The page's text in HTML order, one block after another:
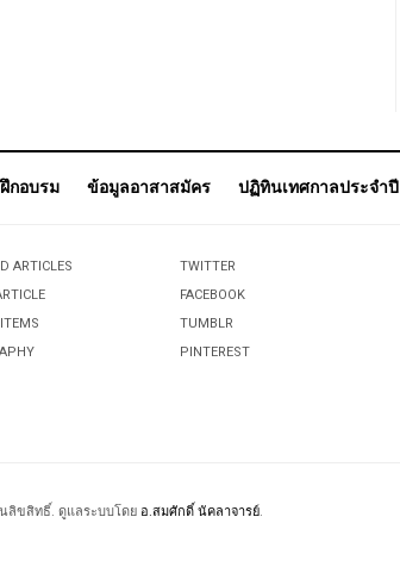
กอบรม ข้อมูลอาสาสมัคร ปฏิทินเทศกาลประจำปี
ARTICLES
TWITTER
FACEBOOK
TUMBLR
PINTEREST
นลิขสิทธิ์. ดูแลระบบโดย อ.สมศักดิ์ นัคลาจารย์.